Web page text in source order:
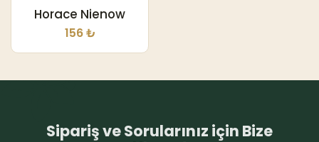
Horace Nienow
156 ₺
Sipariş ve Sorularınız için Bize